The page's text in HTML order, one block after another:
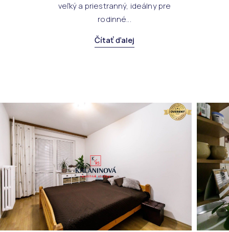
veľký a priestranný, ideálny pre
rodinné...
Čítať ďalej